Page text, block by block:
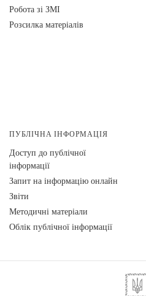
Робота зі ЗМІ
Розсилка матеріалів
ПУБЛІЧНА ІНФОРМАЦІЯ
Доступ до публічної
інформації
Запит на інформацію онлайн
Звіти
Методичні матеріали
Облік публічної інформації